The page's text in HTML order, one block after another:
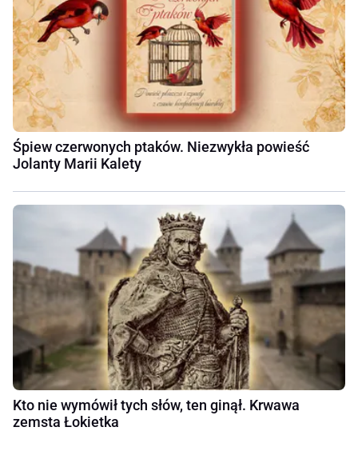
Śpiew czerwonych ptaków. Niezwykła powieść
Jolanty Marii Kalety
Kto nie wymówił tych słów, ten ginął. Krwawa
zemsta Łokietka